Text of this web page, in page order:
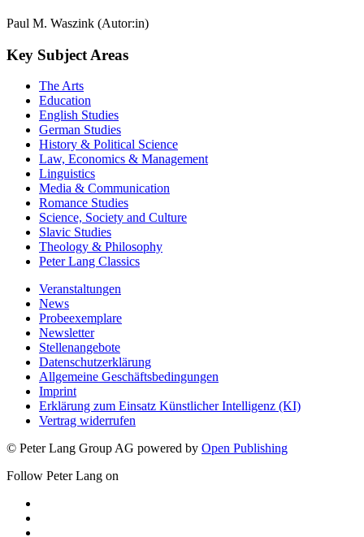
Paul M. Waszink (Autor:in)
Key Subject Areas
The Arts
Education
English Studies
German Studies
History & Political Science
Law, Economics & Management
Linguistics
Media & Communication
Romance Studies
Science, Society and Culture
Slavic Studies
Theology & Philosophy
Peter Lang Classics
Veranstaltungen
News
Probeexemplare
Newsletter
Stellenangebote
Datenschutzerklärung
Allgemeine Geschäftsbedingungen
Imprint
Erklärung zum Einsatz Künstlicher Intelligenz (KI)
Vertrag widerrufen
© Peter Lang Group AG powered by Open Publishing
Follow Peter Lang on